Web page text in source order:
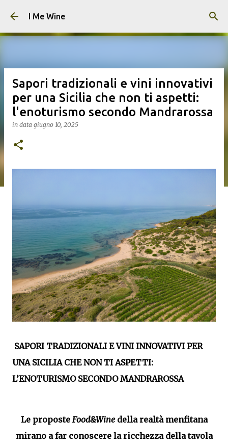
Passa ai contenuti principali
I Me Wine
Sapori tradizionali e vini innovativi
per una Sicilia che non ti aspetti:
l'enoturismo secondo Mandrarossa
in data giugno 10, 2025
SAPORI TRADIZIONALI E VINI INNOVATIVI PER
UNA SICILIA CHE NON TI ASPETTI:
L’ENOTURISMO SECONDO MANDRAROSSA
Le proposte Food&Winedella realtà menfitana
mirano a far conoscere la ricchezza della tavola